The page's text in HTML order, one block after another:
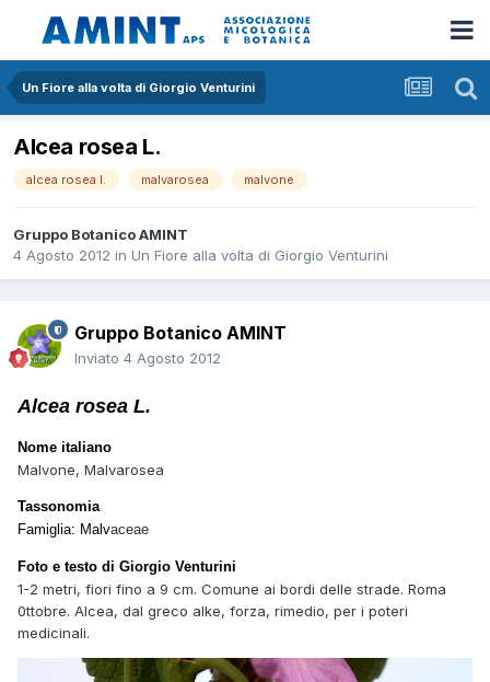
Un Fiore alla volta di Giorgio Venturini
Alcea rosea L.
alcea rosea l. malvarosea malvone
Gruppo Botanico AMINT
4 Agosto 2012 in Un Fiore alla volta di Giorgio Venturini
Gruppo Botanico AMINT
Inviato 4 Agosto 2012
Alcea rosea L.
Nome italiano
Malvone, Malvarosea
Tassonomia
Famiglia: Malvaceae
Foto e testo di Giorgio Venturini
1-2 metri, fiori fino a 9 cm. Comune ai bordi delle strade. Roma
0ttobre. Alcea, dal greco alke, forza, rimedio, per i poteri
medicinali.